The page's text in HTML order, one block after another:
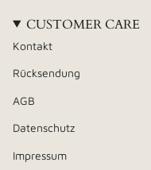
CUSTOMER CARE
Kontakt
Rücksendung
AGB
Datenschutz
Impressum